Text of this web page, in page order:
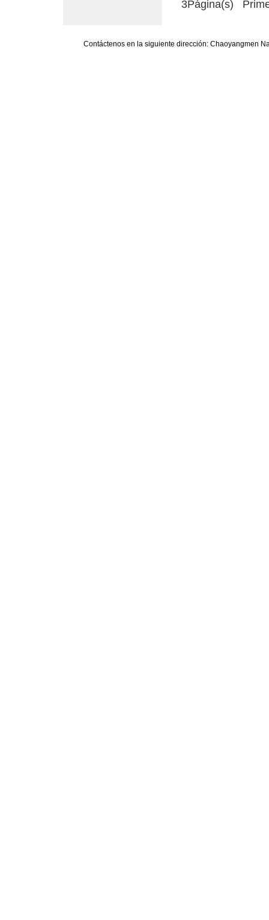
3Página(s)
Contáctenos en la siguiente dirección: Chaoyangmen